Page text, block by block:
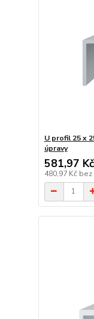
U profil 25 x
úpravy
581,97 Kč
480,97 Kč bez